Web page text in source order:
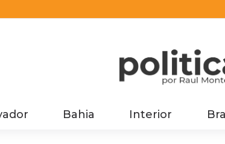
Bahia Interior